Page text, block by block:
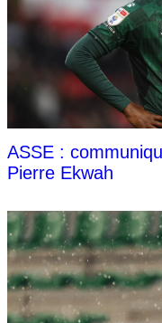
ASSE :
Pierre Ekwah